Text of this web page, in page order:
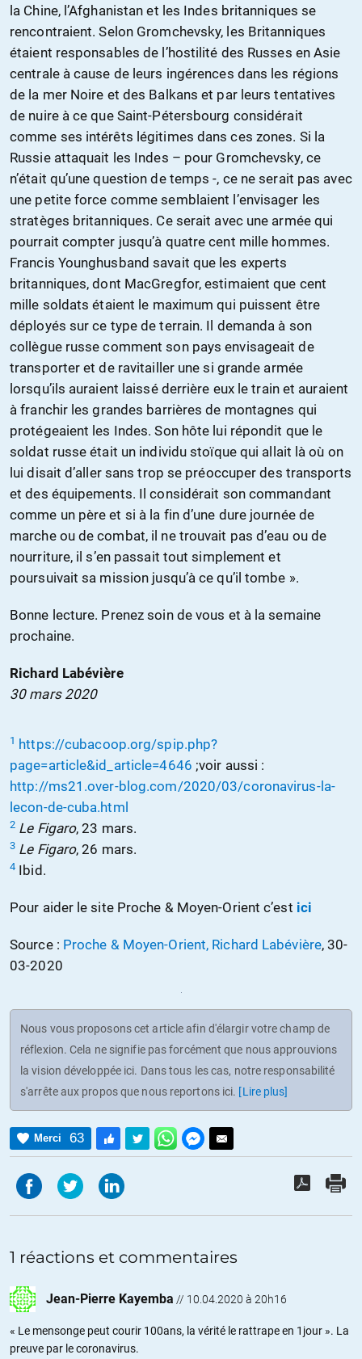
la Chine, l’Afghanistan et les Indes britanniques se
rencontraient. Selon Gromchevsky, les Britanniques
étaient responsables de l’hostilité des Russes en Asie
centrale à cause de leurs ingérences dans les régions
de la mer Noire et des Balkans et par leurs tentatives
de nuire à ce que Saint-Pétersbourg considérait
comme ses intérêts légitimes dans ces zones. Si la
Russie attaquait les Indes – pour Gromchevsky, ce
n’était qu’une question de temps -, ce ne serait pas avec
une petite force comme semblaient l’envisager les
stratèges britanniques. Ce serait avec une armée qui
pourrait compter jusqu’à quatre cent mille hommes.
Francis Younghusband savait que les experts
britanniques, dont MacGregfor, estimaient que cent
mille soldats étaient le maximum qui puissent être
déployés sur ce type de terrain. Il demanda à son
collègue russe comment son pays envisageait de
transporter et de ravitailler une si grande armée
lorsqu’ils auraient laissé derrière eux le train et auraient
à franchir les grandes barrières de montagnes qui
protégeaient les Indes. Son hôte lui répondit que le
soldat russe était un individu stoïque qui allait là où on
lui disait d’aller sans trop se préoccuper des transports
et des équipements. Il considérait son commandant
comme un père et si à la fin d’une dure journée de
marche ou de combat, il ne trouvait pas d’eau ou de
nourriture, il s’en passait tout simplement et
poursuivait sa mission jusqu’à ce qu’il tombe ».
Bonne lecture. Prenez soin de vous et à la semaine
prochaine.
Richard Labévière
30 mars 2020
1 https://cubacoop.org/spip.php?
page=article&id_article=4646 ;voir aussi :
http://ms21.over-blog.com/2020/03/coronavirus-la-
lecon-de-cuba.html
2 Le Figaro, 23 mars.
3 Le Figaro, 26 mars.
4 Ibid.
Pour aider le site Proche & Moyen-Orient c’est ici
Source : Proche & Moyen-Orient, Richard Labévière, 30-
03-2020
Nous vous proposons cet article afin d'élargir votre champ de
réflexion. Cela ne signifie pas forcément que nous approuvions
la vision développée ici. Dans tous les cas, notre responsabilité
s'arrête aux propos que nous reportons ici. [Lire plus]
Merci 63
1 réactions et commentaires
Jean-Pierre Kayemba // 10.04.2020 à 20h16
« Le mensonge peut courir 100ans, la vérité le rattrape en 1jour ». La
preuve par le coronavirus.